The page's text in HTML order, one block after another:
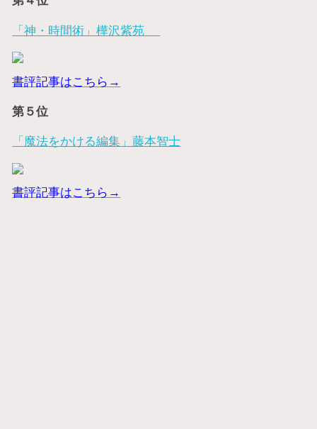
「神・時間術」樺沢紫苑
書評記事はこちら→
第５位
「魔法をかける編集」藤本智士
書評記事はこちら→